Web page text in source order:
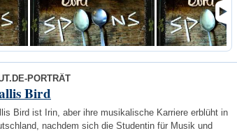
PORTRÄT
Bird
Bird ist Irin, aber ihre musikalische Karriere erblüht in
nachdem sich die Studentin für Musik und